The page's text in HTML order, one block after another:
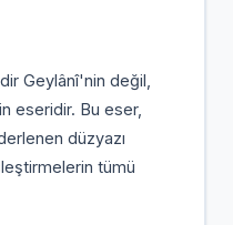
Geylânî'nin değil,
eseridir. Bu eser,
düzyazı
tümü